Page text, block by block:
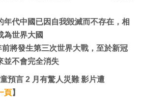
年代中國已因自我毀滅而不存在，相
為世界大國
將發生第三次世界大戰，至於新冠
並不會完全消失
預言 2 月有驚人災難 影片遭
頁】